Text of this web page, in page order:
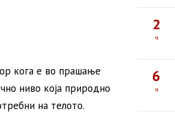
кога е во прашање
ниво која природно
на телото.
2
ч
6
ч